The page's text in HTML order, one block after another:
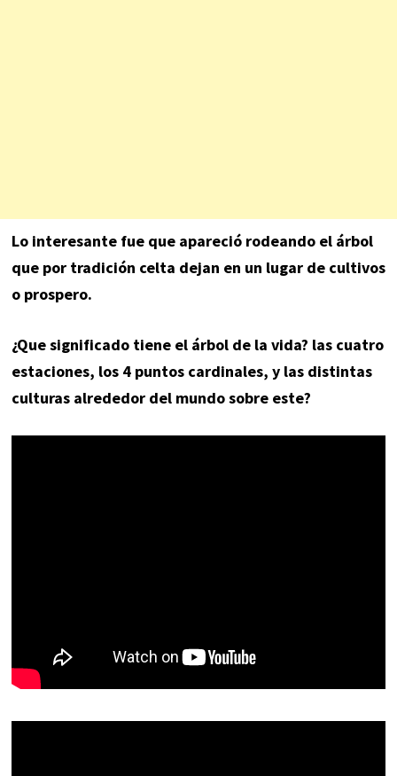
Lo interesante fue que apareció rodeando el árbol
que por tradición celta dejan en un lugar de cultivos
o prospero.
¿Que significado tiene el árbol de la vida? las cuatro
estaciones, los 4 puntos cardinales, y las distintas
culturas alrededor del mundo sobre este?